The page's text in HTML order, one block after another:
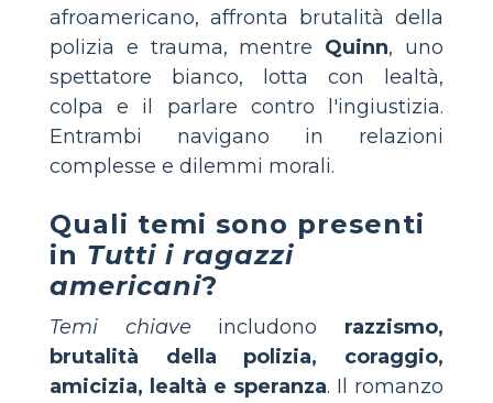
afroamericano, affronta brutalità della
polizia e trauma, mentre Quinn, uno
spettatore bianco, lotta con lealtà,
colpa e il parlare contro l'ingiustizia.
Entrambi navigano in relazioni
complesse e dilemmi morali.
Quali temi sono presenti
in Tutti i ragazzi
americani?
Temi chiave includono razzismo,
brutalità della polizia, coraggio,
amicizia, lealtà e speranza. Il romanzo